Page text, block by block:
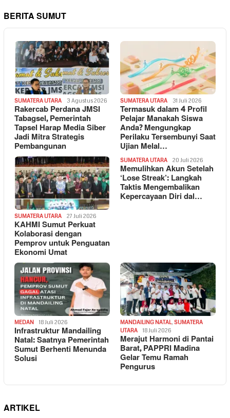
BERITA SUMUT
SUMATERA UTARA 3 Agustus 2026
Rakercab Perdana JMSI
Tabagsel, Pemerintah
Tapsel Harap Media Siber
Jadi Mitra Strategis
Pembangunan
SUMATERA UTARA 31 Juli 2026
Termasuk dalam 4 Profil
Pelajar Manakah Siswa
Anda? Mengungkap
Perilaku Tersembunyi Saat
Ujian Melal…
SUMATERA UTARA 27 Juli 2026
KAHMI Sumut Perkuat
Kolaborasi dengan
Pemprov untuk Penguatan
Ekonomi Umat
SUMATERA UTARA 20 Juli 2026
Memulihkan Akun Setelah
‘Lose Streak’: Langkah
Taktis Mengembalikan
Kepercayaan Diri dal…
MEDAN 18 Juli 2026
Infrastruktur Mandailing
Natal: Saatnya Pemerintah
Sumut Berhenti Menunda
Solusi
MANDAILING NATAL, SUMATERA
UTARA
18 Juli 2026
Merajut Harmoni di Pantai
Barat, PAPPRI Madina
Gelar Temu Ramah
Pengurus
ARTIKEL